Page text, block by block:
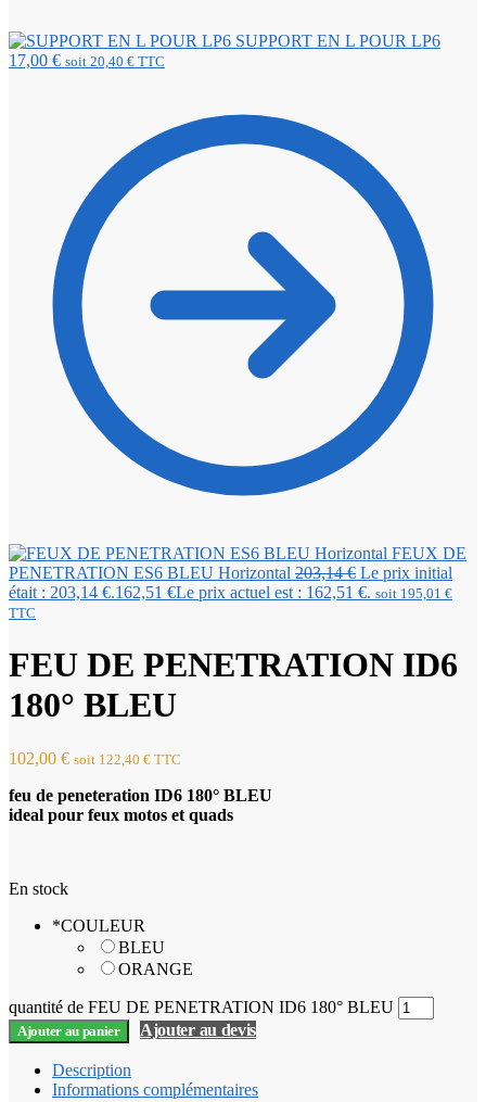
SUPPORT EN L POUR LP6
17,00 € soit 20,40 € TTC
FEUX DE
PENETRATION ES6 BLEU Horizontal 203,14€ Le prix initial
était : 203,14 €.162,51 €Le prix actuel est : 162,51 €. soit 195,01 €
TTC
FEU DE PENETRATION ID6
180° BLEU
102,00 € soit 122,40 € TTC
feu de peneteration ID6 180° BLEU
ideal pour feux motos et quads
En stock
*COULEUR
BLEU
ORANGE
quantité de FEU DE PENETRATION ID6 180° BLEU
Ajouter au panier Ajouter au devis
Description
Informations complémentaires